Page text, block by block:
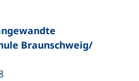
Braunschweig/​